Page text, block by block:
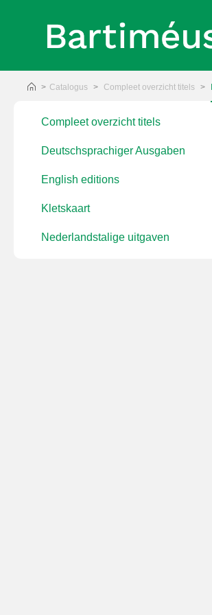
Catalogus Compleet overzicht titels
Compleet overzicht titels
Deutschsprachiger Ausgaben
English editions
Kletskaart
Nederlandstalige uitgaven
plaatsen